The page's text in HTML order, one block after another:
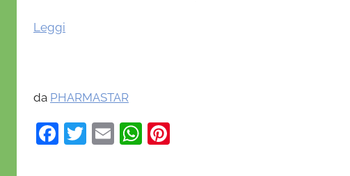
Leggi
da PHARMASTAR
F
T
E
W